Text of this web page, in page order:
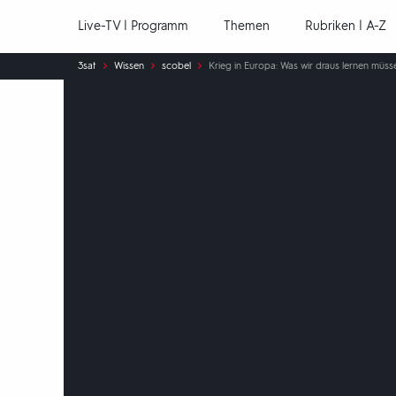
Live-TV | Programm Themen Rubriken | A-Z
Sie
3sat Wissen scobel Krieg in Europa: Was wir draus lernen